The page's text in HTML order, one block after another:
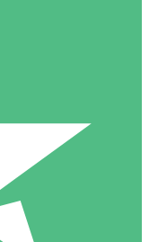
Sans